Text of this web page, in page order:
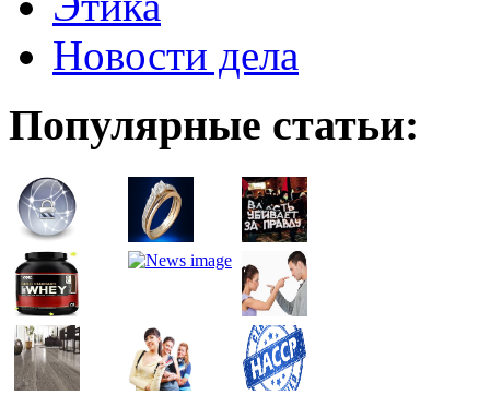
Новости дела
Популярные статьи: